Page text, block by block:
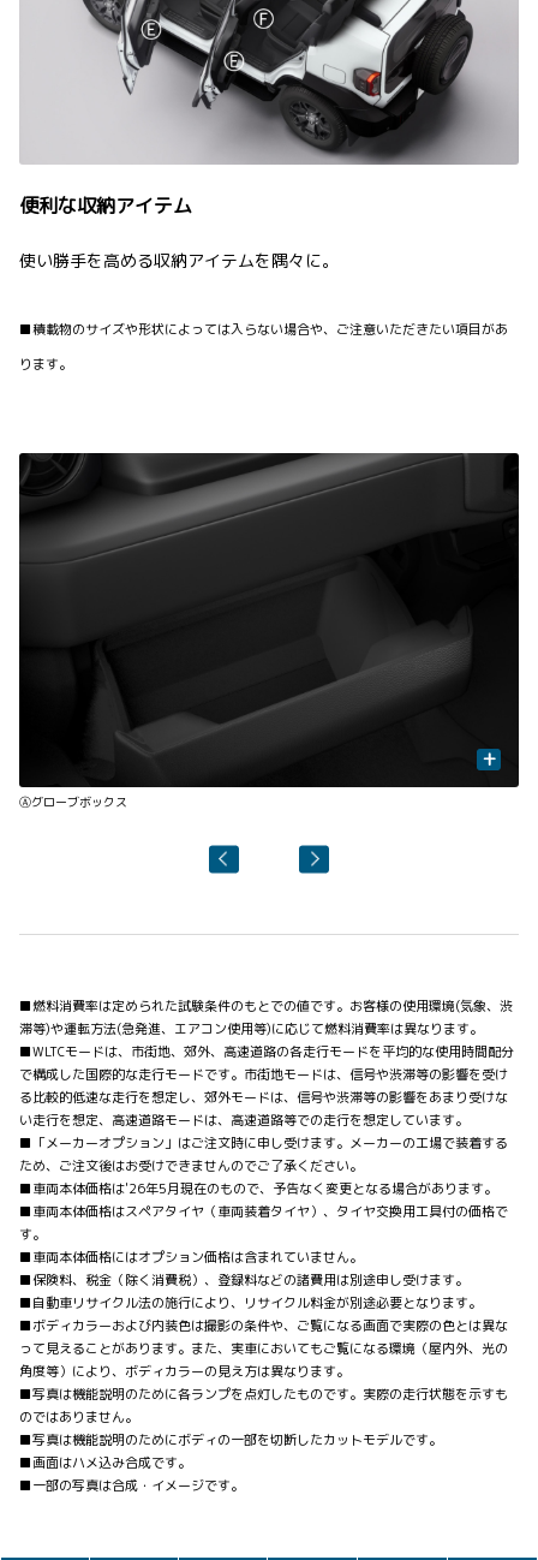
便利な収納アイテム
使い勝手を高める収納アイテムを隅々に。
■積載物のサイズや形状によっては入らない場合や、ご注意いただきたい項目があ
ります。
+
Ⓐグローブボックス
■燃料消費率は定められた試験条件のもとでの値です。お客様の使用環境(気象、渋
滞等)や運転方法(急発進、エアコン使用等)に応じて燃料消費率は異なります。
■WLTCモードは、市街地、郊外、高速道路の各走行モードを平均的な使用時間配分
で構成した国際的な走行モードです。市街地モードは、信号や渋滞等の影響を受け
る比較的低速な走行を想定し、郊外モードは、信号や渋滞等の影響をあまり受けな
い走行を想定、高速道路モードは、高速道路等での走行を想定しています。
■「メーカーオプション」はご注文時に申し受けます。メーカーの工場で装着する
ため、ご注文後はお受けできませんのでご了承ください。
■車両本体価格は'26年5月現在のもので、予告なく変更となる場合があります。
■車両本体価格はスペアタイヤ（車両装着タイヤ）、タイヤ交換用工具付の価格で
す。
■車両本体価格にはオプション価格は含まれていません。
■保険料、税金（除く消費税）、登録料などの諸費用は別途申し受けます。
■自動車リサイクル法の施行により、リサイクル料金が別途必要となります。
■ボディカラーおよび内装色は撮影の条件や、ご覧になる画面で実際の色とは異な
って見えることがあります。また、実車においてもご覧になる環境（屋内外、光の
角度等）により、ボディカラーの見え方は異なります。
■写真は機能説明のために各ランプを点灯したものです。実際の走行状態を示すも
のではありません。
■写真は機能説明のためにボディの一部を切断したカットモデルです。
■画面はハメ込み合成です。
■一部の写真は合成・イメージです。